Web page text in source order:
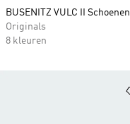
BUSENITZ VULC II Schoenen
Originals
8 kleuren